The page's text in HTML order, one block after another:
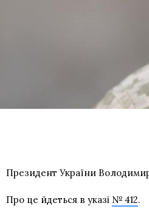
Президент України
Про це йдеться в указі № 412.